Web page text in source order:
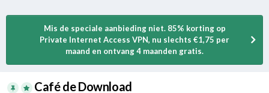
Mis de speciale aanbieding niet. 85% korting op
Private Internet Access VPN, nu slechts €1,75 per
maand en ontvang 4 maanden gratis.
Café de Download